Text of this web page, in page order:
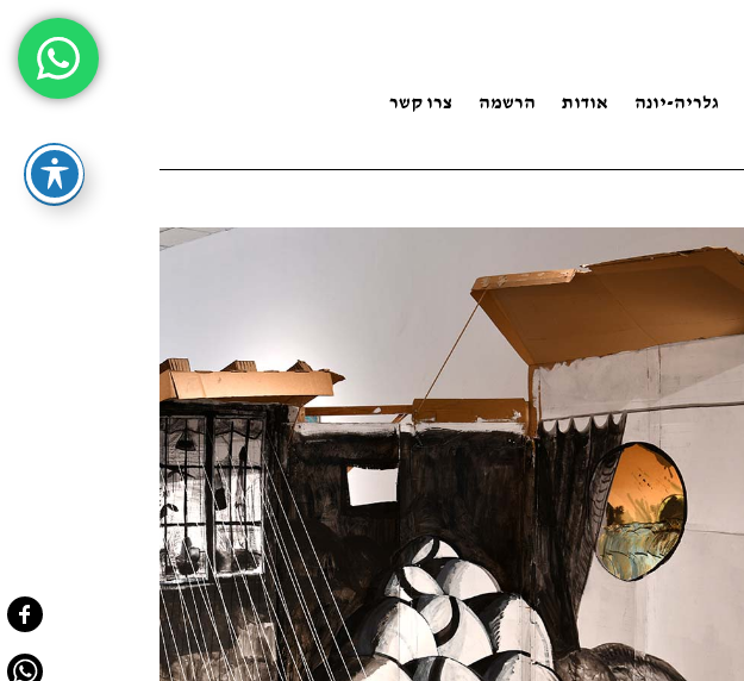
גלריה-יונה אודות הרשמה צרו קשר